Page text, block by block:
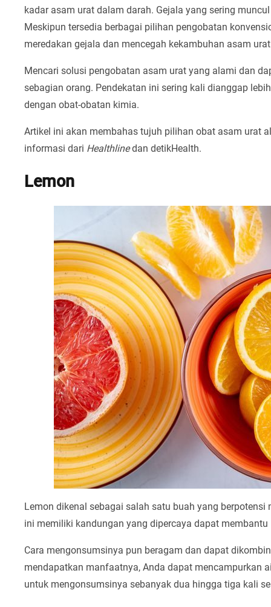
kadar asam urat dalam darah. Gejala yang sering
Meskipun tersedia berbagai pilihan pengobatan
meredakan gejala dan mencegah kekambuhan asam
Mencari solusi pengobatan asam urat yang alami dan
sebagian orang. Pendekatan ini sering kali dianggap
dengan obat-obatan kimia.
Artikel ini akan membahas tujuh pilihan obat asam urat
informasi dari Healthlinedan detikHealth.
Lemon
Lemon dikenal sebagai salah satu buah yang
ini memiliki kandungan yang dipercaya dapat
Cara mengonsumsinya pun beragam dan dapat
mendapatkan manfaatnya, Anda dapat mencampurkan
untuk mengonsumsinya sebanyak dua hingga tiga kali